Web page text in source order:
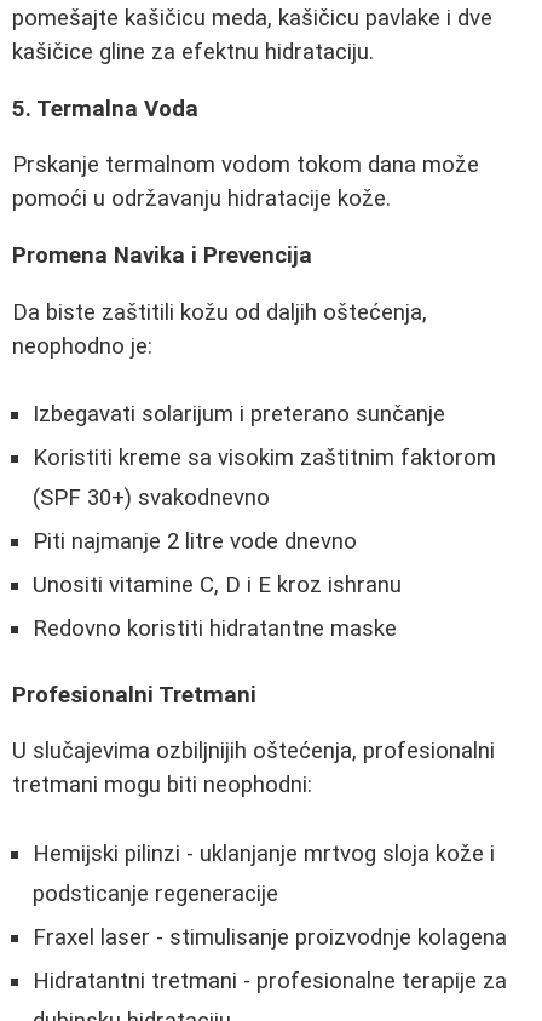
pomešajte kašičicu meda, kašičicu pavlake i dve
kašičice gline za efektnu hidrataciju.
5. Termalna Voda
Prskanje termalnom vodom tokom dana može
pomoći u održavanju hidratacije kože.
Promena Navika i Prevencija
Da biste zaštitili kožu od daljih oštećenja,
neophodno je:
Izbegavati solarijum i preterano sunčanje
Koristiti kreme sa visokim zaštitnim faktorom
(SPF 30+) svakodnevno
Piti najmanje 2 litre vode dnevno
Unositi vitamine C, D i E kroz ishranu
Redovno koristiti hidratantne maske
Profesionalni Tretmani
U slučajevima ozbiljnijih oštećenja, profesionalni
tretmani mogu biti neophodni:
Hemijski pilinzi - uklanjanje mrtvog sloja kože i
podsticanje regeneracije
Fraxel laser - stimulisanje proizvodnje kolagena
Hidratantni tretmani - profesionalne terapije za